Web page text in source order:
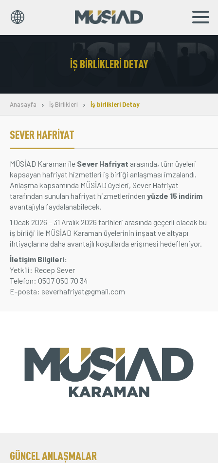
TR
EN
Sosyal Sorumluluk
Bilgi Merkezi
İş Birlikleri
Üyelik
E-İşlemler
İletişim Hakkımızda
İŞ BIRLIKLERI DETAY
Anasayfa İş Birlikleri İş birlikleri Detay
SEVER HAFRIYAT
MÜSİAD Karaman ile Sever Hafriyat arasında, tüm üyeleri
kapsayan hafriyat hizmetleri iş birliği anlaşması imzalandı.
Anlaşma kapsamında MÜSİAD üyeleri, Sever Hafriyat
tarafından sunulan hafriyat hizmetlerinden yüzde 15 indirim
avantajıyla faydalanabilecek.
1 Ocak 2026 – 31 Aralık 2026 tarihleri arasında geçerli olacak bu
iş birliği ile MÜSİAD Karaman üyelerinin inşaat ve altyapı
ihtiyaçlarına daha avantajlı koşullarda erişmesi hedefleniyor.
İletişim Bilgileri:
Yetkili: Recep Sever
Telefon: 0507 050 70 34
E-posta: severhafriyat@gmail.com
GÜNCEL ANLAŞMALAR